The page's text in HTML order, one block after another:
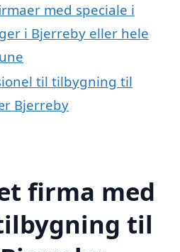
med speciale i
i Bjerreby eller hele
til tilbygning til
Bjerreby
firma med
til